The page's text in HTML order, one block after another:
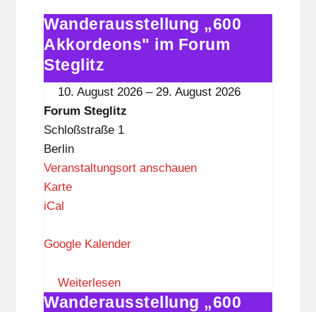
Wanderausstellung
„600
Akkordeons"
im
Forum
Steglitz
Wanderausstellung „600
Akkordeons" im Forum
Steglitz
10. August 2026 –29. August 2026
Forum Steglitz
Schloßstraße 1
Berlin
Veranstaltungsort anschauen
KarteF
u
S
t
iCal
Google Kalender
Weiterlesen
Wanderausstellung
Wanderausstellung „600